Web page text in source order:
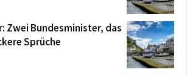
Zwei Bundesminister, das
Sprüche